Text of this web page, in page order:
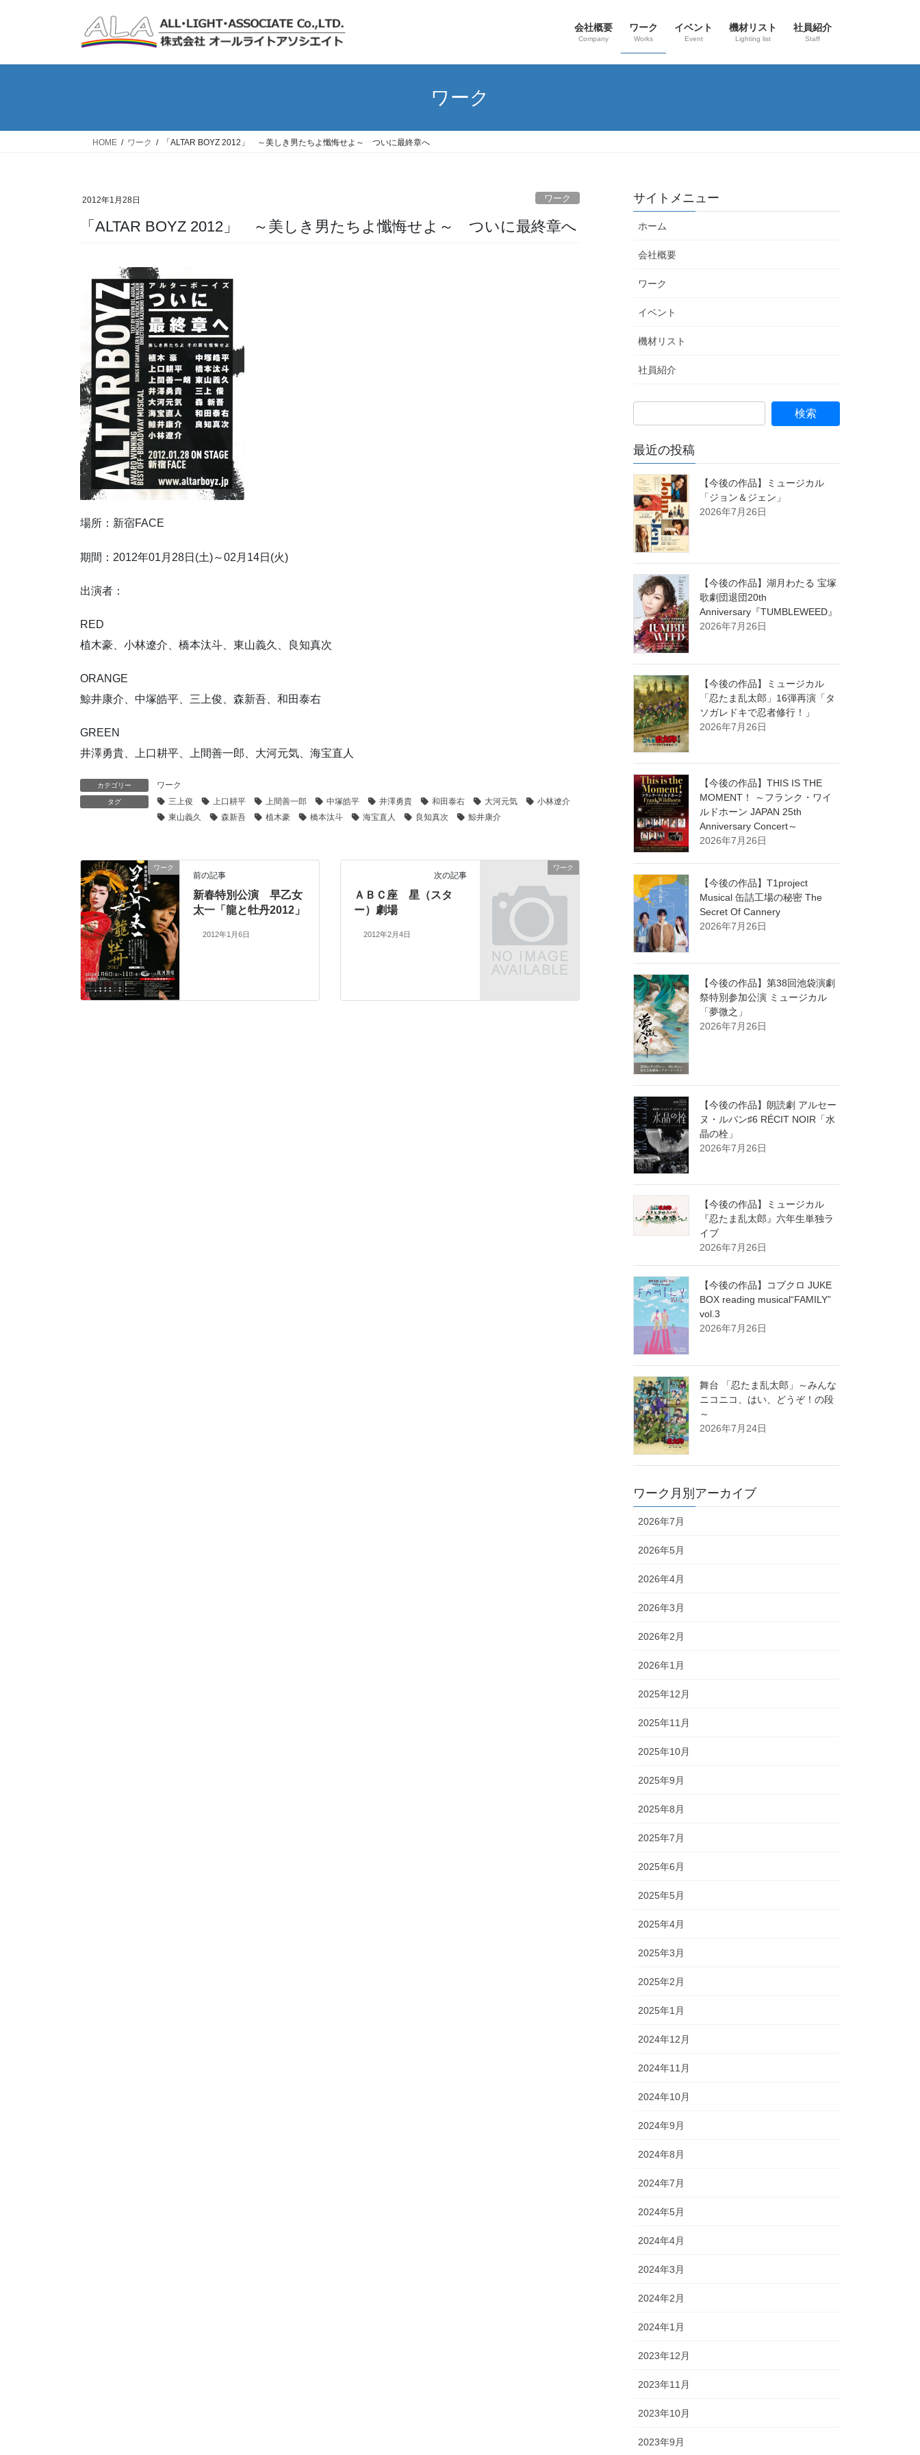
会社概要
Company
ワーク
Works
イベント
Event
機材リスト
Lighting list
社員紹介
Staff
ワーク
HOME ワーク 「ALTAR BOYZ 2012」 ～美しき男たちよ懺悔せよ～ ついに最終章へ
2012年1月28日 ワーク
「ALTAR BOYZ 2012」 ～美しき男たちよ懺悔せよ～ ついに最終章へ
場所：新宿FACE
期間：2012年01月28日(土)～02月14日(火)
出演者：
RED
植木豪、小林遼介、橋本汰斗、東山義久、良知真次
ORANGE
鯨井康介、中塚皓平、三上俊、森新吾、和田泰右
GREEN
井澤勇貴、上口耕平、上間善一郎、大河元気、海宝直人
カテゴリー ワーク
タグ 三上俊 上口耕平 上間善一郎 中塚皓平 井澤勇貴 和田泰右 大河元気
小林遼介
東山義久
森新吾 植木豪 橋本汰斗 海宝直人 良知真次 鯨井康介
ワーク
前の記事
新春特別公演 早乙女
太一「龍と牡丹2012」
2012年1月6日
ワーク
次の記事
ＡＢＣ座 星（スタ
ー）劇場
2012年2月4日
サイトメニュー
ホーム
会社概要
ワーク
イベント
機材リスト
社員紹介
最近の投稿
【今後の作品】ミュージカル
「ジョン＆ジェン」
2026年7月26日
【今後の作品】湖月わたる 宝塚
歌劇団退団20th
Anniversary『TUMBLEWEED』
2026年7月26日
【今後の作品】ミュージカル
「忍たま乱太郎」16弾再演「タ
ソガレドキで忍者修行！」
2026年7月26日
【今後の作品】THIS IS THE
MOMENT！ ～フランク・ワイ
ルドホーン JAPAN 25th
Anniversary Concert～
2026年7月26日
【今後の作品】T1project
Musical 缶詰工場の秘密 The
Secret Of Cannery
2026年7月26日
【今後の作品】第38回池袋演劇
祭特別参加公演 ミュージカル
「夢微之」
2026年7月26日
【今後の作品】朗読劇 アルセー
ヌ・ルパン♯6 RÉCIT NOIR「水
晶の栓」
2026年7月26日
【今後の作品】ミュージカル
『忍たま乱太郎』六年生単独ラ
イブ
2026年7月26日
【今後の作品】コブクロ JUKE
BOX reading musical“FAMILY”
vol.3
2026年7月26日
舞台 「忍たま乱太郎」～みんな
ニコニコ、はい、どうぞ！の段
～
2026年7月24日
ワーク月別アーカイブ
2026年7月
2026年5月
2026年4月
2026年3月
2026年2月
2026年1月
2025年12月
2025年11月
2025年10月
2025年9月
2025年8月
2025年7月
2025年6月
2025年5月
2025年4月
2025年3月
2025年2月
2025年1月
2024年12月
2024年11月
2024年10月
2024年9月
2024年8月
2024年7月
2024年5月
2024年4月
2024年3月
2024年2月
2024年1月
2023年12月
2023年11月
2023年10月
2023年9月